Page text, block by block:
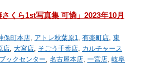
くら1st写真集 可憐」2023年10月
保町本店, アトレ秋葉原1, 有楽町店, 東
店, 大宮店, そごう千葉店, カルチャース
ックセンター, 名古屋本店, 一宮店, 岐阜